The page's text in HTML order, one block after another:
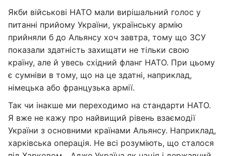
Якби військові НАТО мали вирішальний голос у
питанні прийому України, українську армію
прийняли б до Альянсу хоч завтра, тому що ЗСУ
показали здатність захищати не тільки свою
країну, але й увесь східний фланг НАТО. При цьому
є сумніви в тому, що на це здатні, наприклад,
німецька або французька армії.
Так чи інакше ми переходимо на стандарти НАТО.
Я вже не кажу про найвищий рівень взаємодії
України з основними країнами Альянсу. Наприклад,
харківська операція. Не всі розуміють, що сталося